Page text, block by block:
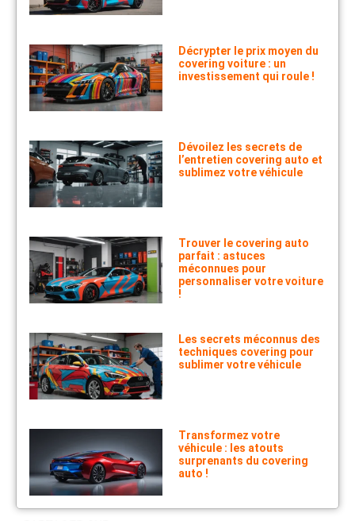
Décrypter le prix moyen du
covering voiture : un
investissement qui roule !
Dévoilez les secrets de
l’entretien covering auto et
sublimez votre véhicule
Trouver le covering auto
parfait : astuces
méconnues pour
personnaliser votre voiture
!
Les secrets méconnus des
techniques covering pour
sublimer votre véhicule
Transformez votre
véhicule : les atouts
surprenants du covering
auto !